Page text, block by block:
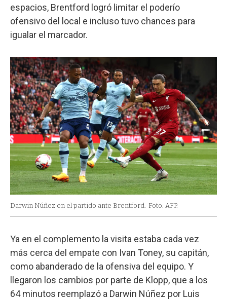
espacios, Brentford logró limitar el poderío
ofensivo del local e incluso tuvo chances para
igualar el marcador.
Darwin Núñez en el partido ante Brentford. Foto: AFP.
Ya en el complemento la visita estaba cada vez
más cerca del empate con Ivan Toney, su capitán,
como abanderado de la ofensiva del equipo. Y
llegaron los cambios por parte de Klopp, que a los
64 minutos reemplazó a Darwin Núñez por Luis